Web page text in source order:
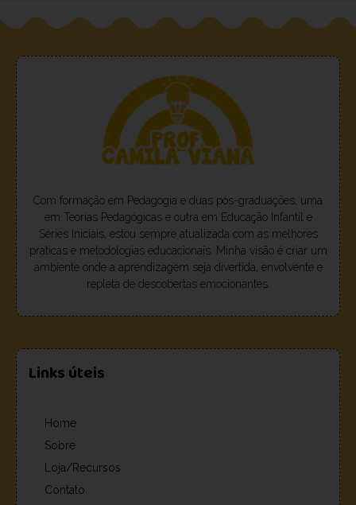
Com formação em Pedagogia e duas pós-graduações, uma
em Teorias Pedagógicas e outra em Educação Infantil e
Séries Iniciais, estou sempre atualizada com as melhores
práticas e metodologias educacionais. Minha visão é criar um
ambiente onde a aprendizagem seja divertida, envolvente e
repleta de descobertas emocionantes.
Links úteis
Home
Sobre
Loja/Recursos
Contato